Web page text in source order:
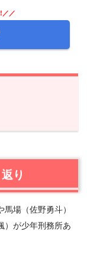
／／
り
場（佐野勇斗）
）が少年刑務所あ